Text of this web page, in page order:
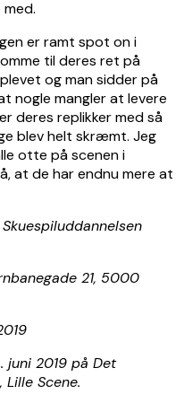
er ramt spot on i
til deres ret på
og man sidder på
nogle mangler at levere
deres replikker med så
blev helt skræmt. Jeg
otte på scenen i
at de har endnu mere at
21, 5000
juni 2019 på Det
Lille Scene.